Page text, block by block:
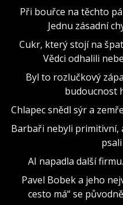
Při bouřce na těchto
Jednu zásadní
Cukr, který stojí na
Vědci odhalili
Byl to rozlučkový
budoucnost
Chlapec snědl sýr a
Barbaři nebyli primitivní,
AI napadla další
Pavel Bobek a jeho
cesto má“ se